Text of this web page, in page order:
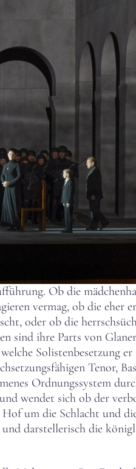
Ob die
vermag, ob die eher
oder ob die
sind ihre Parts von
Solistenbesetzung er
Tenor,
Ordnungssystem
wendet sich ob der
Hof um die Schlacht und
darstellerisch die